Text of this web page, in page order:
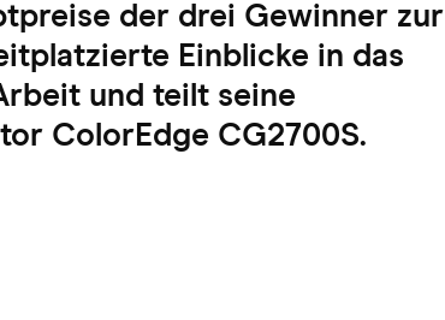
der drei Gewinner zur
Einblicke in das
und teilt seine
ColorEdge CG2700S.